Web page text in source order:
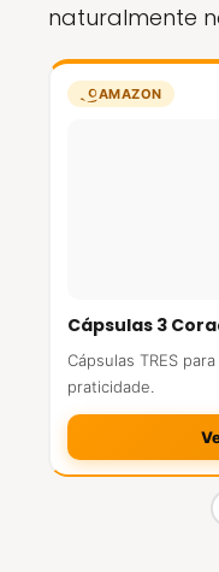
naturalmente
AMAZON
Cápsulas 3
Cápsulas TRES
praticidade.